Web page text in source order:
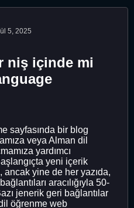
5, 2025
niş içinde mi
sayfasında bir blog
veya Alman dil
yardımcı
yeni içerik
ancak yine de her yazıda,
aracılığıyla 50-
jenerik geri bağlantılar
öğrenme web